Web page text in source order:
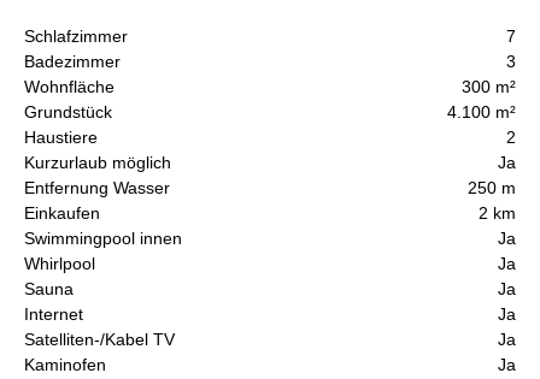
Schlafzimmer
7
Badezimmer
3
Wohnfläche
300 m²
Grundstück
4.100 m²
Haustiere
2
Kurzurlaub möglich
Ja
Entfernung Wasser
250 m
Einkaufen
2 km
Swimmingpool innen
Ja
Whirlpool
Ja
Sauna
Ja
Internet
Ja
Satelliten-/Kabel TV
Ja
Kaminofen
Ja